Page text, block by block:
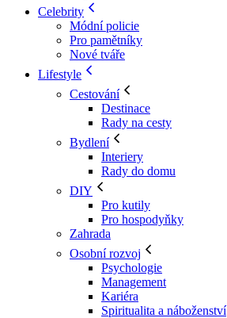
Celebrity
Módní policie
Pro pamětníky
Nové tváře
Lifestyle
Cestování
Destinace
Rady na cesty
Bydlení
Interiery
Rady do domu
DIY
Pro kutily
Pro hospodyňky
Zahrada
Osobní rozvoj
Psychologie
Management
Kariéra
Spiritualita a náboženství